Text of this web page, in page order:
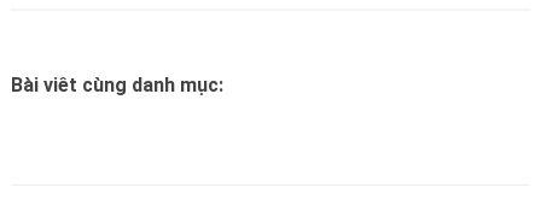
Bài viêt cùng danh mục: